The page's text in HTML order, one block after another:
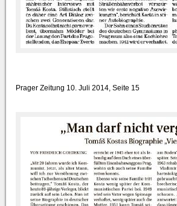
Prager Zeitung 10. Juli 2014, Seite 15